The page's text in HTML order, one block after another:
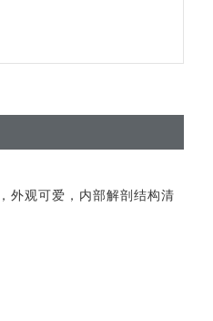
外观可爱，内部解剖结构清